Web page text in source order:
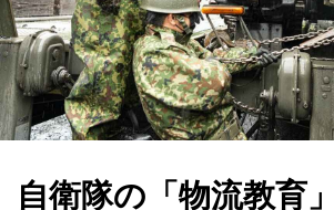
自衛隊の「物流教育